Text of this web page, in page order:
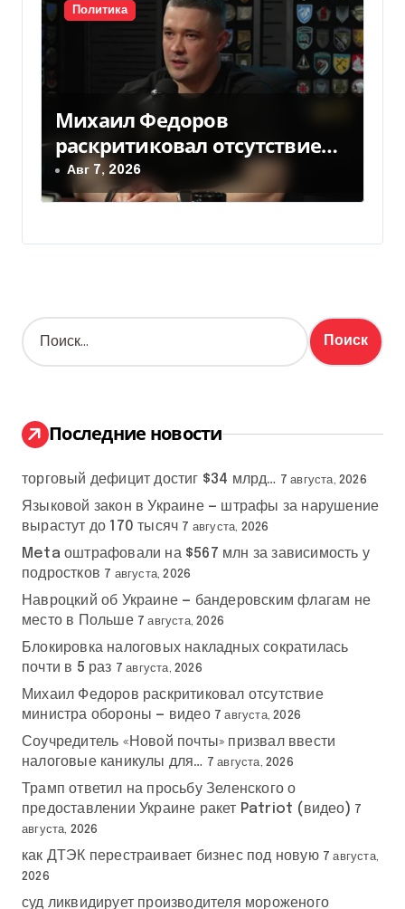
Политика
Михаил Федоров
раскритиковал отсутствие
министра обороны — видео
Авг 7, 2026
Н
а
:
Последние новости
торговый дефицит достиг $34 млрд… 7 августа, 2026
Языковой закон в Украине — штрафы за нарушение
вырастут до 170 тысяч 7 августа, 2026
Meta оштрафовали на $567 млн за зависимость у
подростков 7 августа, 2026
Навроцкий об Украине — бандеровским флагам не
место в Польше 7 августа, 2026
Блокировка налоговых накладных сократилась
почти в 5 раз 7 августа, 2026
Михаил Федоров раскритиковал отсутствие
министра обороны — видео 7 августа, 2026
Соучредитель «Новой почты» призвал ввести
налоговые каникулы для… 7 августа, 2026
Трамп ответил на просьбу Зеленского о
предоставлении Украине ракет Patriot (видео) 7
августа, 2026
как ДТЭК перестраивает бизнес под новую 7 августа,
2026
суд ликвидирует производителя мороженого